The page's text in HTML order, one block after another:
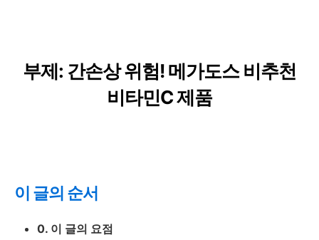
부제: 간손상 위험! 메가도스 비추천
비타민C 제품
이 글의 순서
0. 이 글의 요점